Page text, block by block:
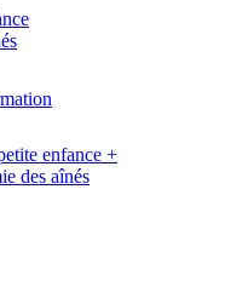
enfance +
des aînés